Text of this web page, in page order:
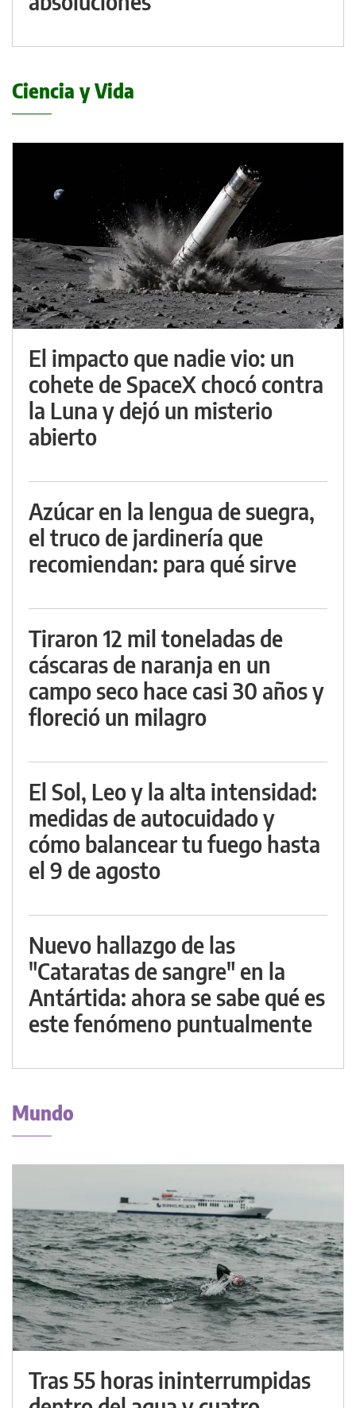
Ciencia y Vida
El impacto que nadie vio: un
cohete de SpaceX chocó contra
la Luna y dejó un misterio
abierto
Azúcar en la lengua de suegra,
el truco de jardinería que
recomiendan: para qué sirve
Tiraron 12 mil toneladas de
cáscaras de naranja en un
campo seco hace casi 30 años y
floreció un milagro
El Sol, Leo y la alta intensidad:
medidas de autocuidado y
cómo balancear tu fuego hasta
el 9 de agosto
Nuevo hallazgo de las
"Cataratas de sangre" en la
Antártida: ahora se sabe qué es
este fenómeno puntualmente
Mundo
Tras 55 horas ininterrumpidas